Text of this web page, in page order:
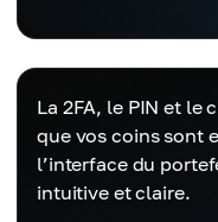
La 2FA, le PIN et le
que vos coins sont
l’interface du
intuitive et claire.